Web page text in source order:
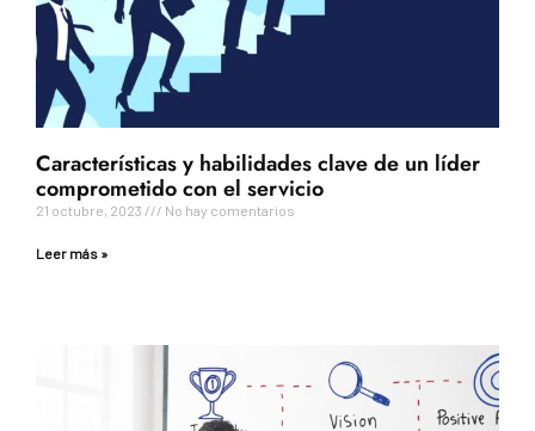
Características y habilidades clave de un líder
comprometido con el servicio
21 octubre, 2023 No hay comentarios
Leer más »